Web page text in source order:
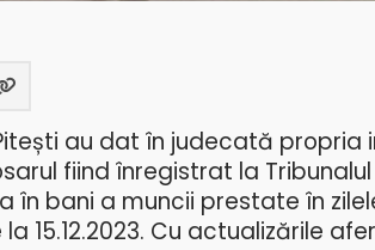
au dat în judecată propria
fiind înregistrat la Tribunalul
în bani a muncii prestate în
15.12.2023. Cu actualizările